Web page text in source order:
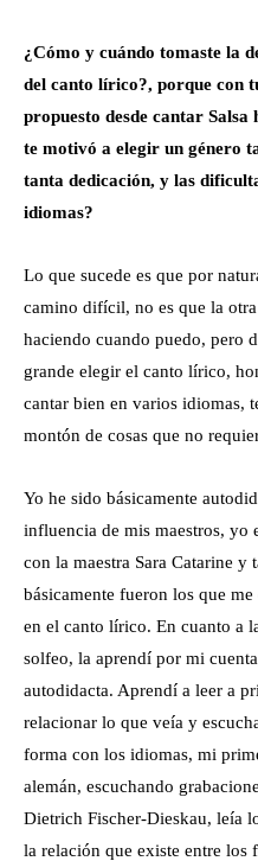
¿Cómo y cuándo tomaste la
del canto lírico?, porque con
propuesto desde cantar
te motivó a elegir un género
tanta dedicación, y las
idiomas?
Lo que sucede es que por
camino difícil, no es que la
haciendo cuando puedo, pero
grande elegir el canto lírico,
cantar bien en varios idiomas,
montón de cosas que no
Yo he sido básicamente
influencia de mis maestros, yo
con la maestra Sara Catarine
básicamente fueron los que
en el canto lírico. En cuanto a
solfeo, la aprendí por mi
autodidacta. Aprendí a leer a
relacionar lo que veía y
forma con los idiomas, mi
alemán, escuchando
Dietrich Fischer-Dieskau, leía
la relación que existe entre los